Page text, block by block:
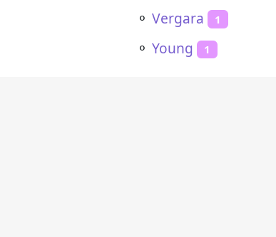
⚬ Vergara 1
⚬ Young 1